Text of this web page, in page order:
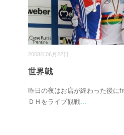
2008年06月22日
世界戦
昨日の夜はお店が終わった後に
ＤＨをライブ観戦...